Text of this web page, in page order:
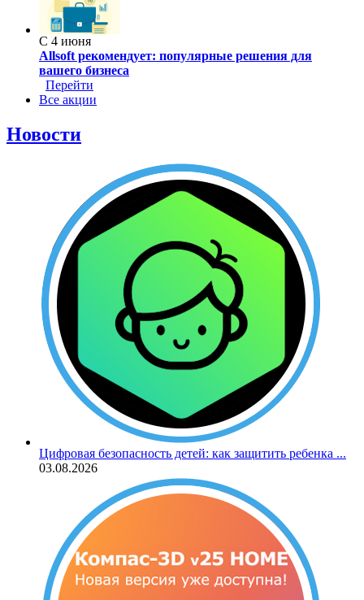
С 4 июня
Allsoft рекомендует: популярные решения для
вашего бизнеса
Перейти
Все акции
Новости
Цифровая безопасность детей: как защитить ребенка ...
03.08.2026